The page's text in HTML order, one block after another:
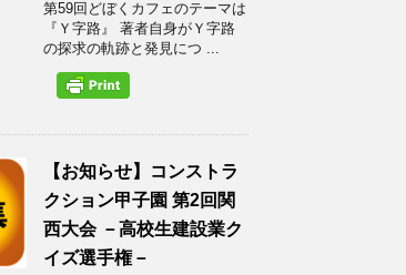
第59回どぼくカフェのテーマは
『Ｙ字路』 著者自身がＹ字路
の探求の軌跡と発見につ ...
【お知らせ】コンストラ
クション甲子園 第2回関
西大会 －高校生建設業ク
イズ選手権－